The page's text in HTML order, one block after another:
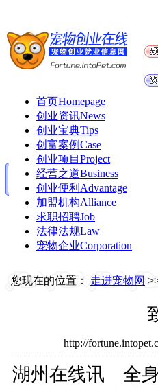
首页Homepage
创业资讯News
创业宝典Tips
创富案例Case
创业项目 Project
经营之道Business
创业便利 Advantage
加盟机构Alliance
求职招聘Job
法律法规Law
宠物企业Corporation
您现在的位置： 走进宠物网
http://
湖州在线讯 全